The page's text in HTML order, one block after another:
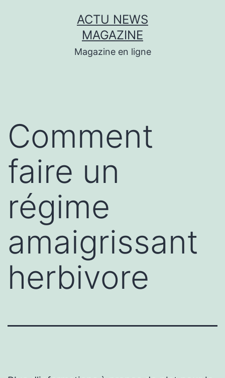
ACTU NEWS
MAGAZINE
Magazine en ligne
Comment
faire un
régime
amaigrissant
herbivore